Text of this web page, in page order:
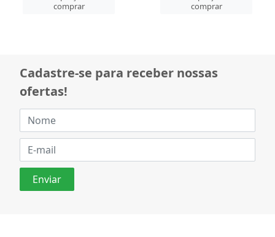
comprar
comprar
Cadastre-se para receber nossas
ofertas!